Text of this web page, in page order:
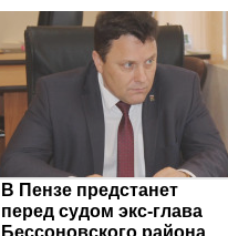
В Пензе предстанет
перед судом экс-глава
Бессоновского района